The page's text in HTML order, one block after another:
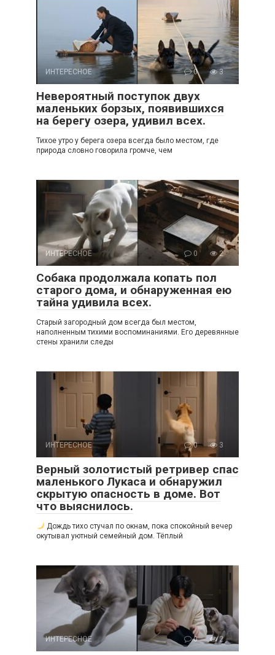
ИНТЕРЕСНОЕ 0 3
Невероятный поступок двух
маленьких борзых, появившихся
на берегу озера, удивил всех.
Тихое утро у берега озера всегда было местом, где
природа словно говорила громче, чем
ИНТЕРЕСНОЕ 0 2
Собака продолжала копать пол
старого дома, и обнаруженная ею
тайна удивила всех.
Старый загородный дом всегда был местом,
наполненным тихими воспоминаниями. Его деревянные
стены хранили следы
ИНТЕРЕСНОЕ 0 3
Верный золотистый ретривер спас
маленького Лукаса и обнаружил
скрытую опасность в доме. Вот
что выяснилось.
Дождь тихо стучал по окнам, пока спокойный вечер
окутывал уютный семейный дом. Тёплый
ИНТЕРЕСНОЕ 0 2